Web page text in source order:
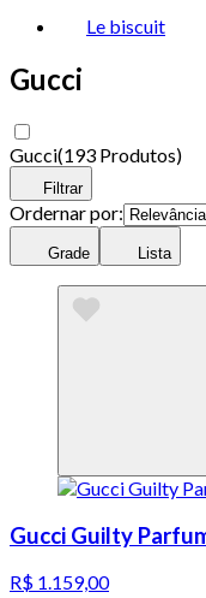
Le biscuit
Gucci
Gucci(193 Produtos)
Filtrar
Ordernar por:
Grade Lista
Gucci Guilty
R$ 1.159,00